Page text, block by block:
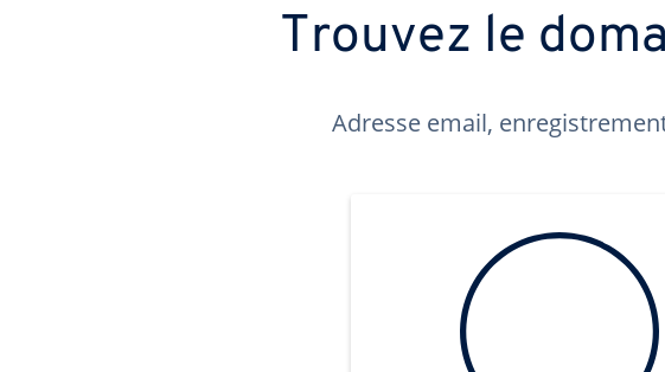
Trouvez le
Adresse email,